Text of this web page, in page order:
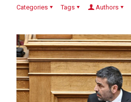
Categories Tags Authors